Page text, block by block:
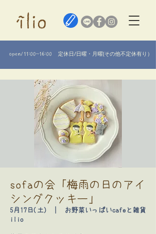
open/11:00~16:00 定休日/日曜・月曜(その他不定休有り）​
sofaの会「梅雨の日のアイ
シングクッキー」
5月17日(土)
お野菜いっぱいcafeと雑貨
ilio